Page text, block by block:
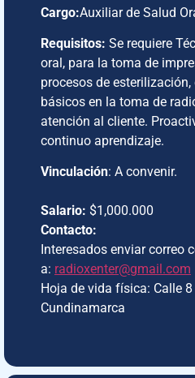
Cargo:Auxiliar de Salud
Requisitos: Se requiere
oral, para la toma de
procesos de
básicos en la toma de
atención al cliente.
continuo aprendizaje.
Vinculación: A convenir.
Salario: $1,000.000
Contacto:
Interesados enviar correo
a: radioxenter@gmail.com
Hoja de vida física: Calle
Cundinamarca